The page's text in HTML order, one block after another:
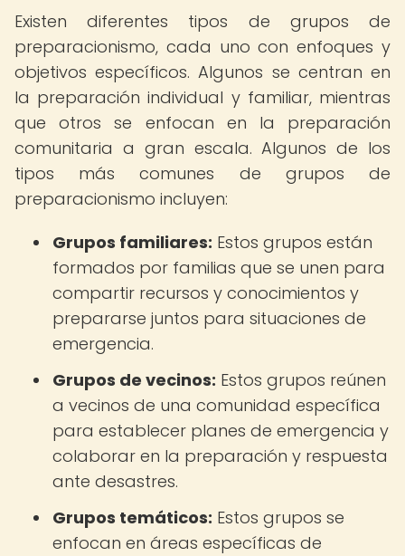
Existen diferentes tipos de grupos de
preparacionismo, cada uno con enfoques y
objetivos específicos. Algunos se centran en
la preparación individual y familiar, mientras
que otros se enfocan en la preparación
comunitaria a gran escala. Algunos de los
tipos más comunes de grupos de
preparacionismo incluyen:
Grupos familiares: Estos grupos están
formados por familias que se unen para
compartir recursos y conocimientos y
prepararse juntos para situaciones de
emergencia.
Grupos de vecinos: Estos grupos reúnen
a vecinos de una comunidad específica
para establecer planes de emergencia y
colaborar en la preparación y respuesta
ante desastres.
Grupos temáticos: Estos grupos se
enfocan en áreas específicas de